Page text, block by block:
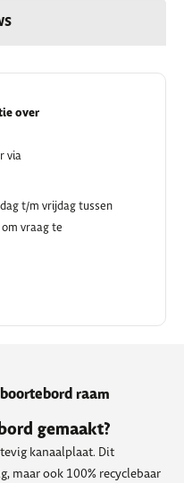
over
via
t/m vrijdag tussen
vraag te
raam
gemaakt?
kanaalplaat. Dit
maar ook 100% recyclebaar